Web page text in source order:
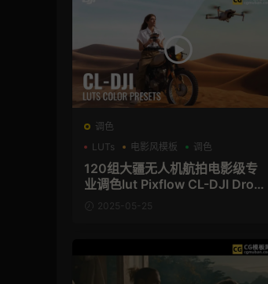
调色
LUTs
电影风模板 调色
120组大疆无人机航拍电影级专
业调色lut Pixflow CL-DJI Drone
2025-05-25